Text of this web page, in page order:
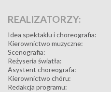
REALIZATORZY:
Idea spektaklu i choreografia:
Kierownictwo muzyczne:
Scenografia:
Reżyseria światła:
Asystent choreografa:
Kierownictwo chóru:
Redakcja programu: